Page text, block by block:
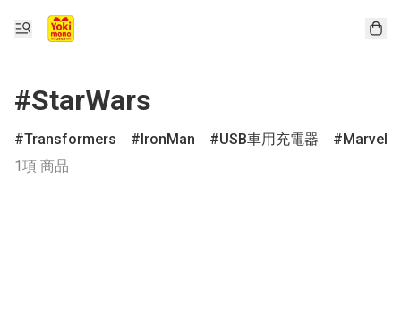
#StarWars
Transformers IronMan USB車用充電器
Marvel
1項 商品